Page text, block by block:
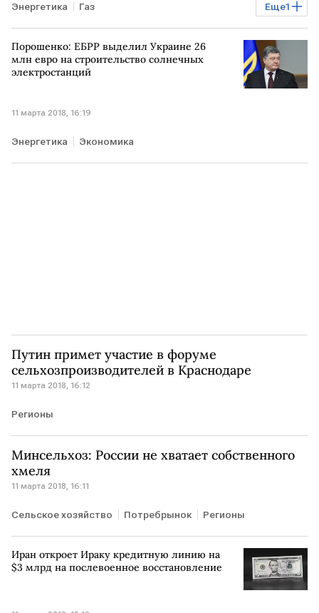
Еще1
Энергетика Газ
Газовые отношения РФ, Украины и ЕС
Порошенко: ЕБРР выделил Украине 26
млн евро на строительство солнечных
электростанций
11 марта 2018, 16:19
Энергетика Экономика
Путин примет участие в форуме
сельхозпроизводителей в Краснодаре
11 марта 2018, 16:12
Регионы
Минсельхоз: России не хватает собственного
хмеля
11 марта 2018, 16:11
Сельское хозяйство Потребрынок Регионы
Иран откроет Ираку кредитную линию на
$3 млрд на послевоенное восстановление